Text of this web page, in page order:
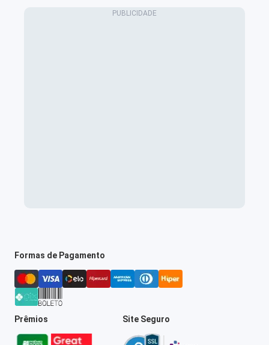
Formas de Pagamento
Prêmios Site Seguro